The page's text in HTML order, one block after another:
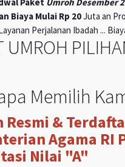
Paket Umroh Desember
Biaya Mulai Rp 20Juta an
Perjalanan Ibadah ...
UMROH
Memilih
Resmi &
Agama RI
Nilai "A"